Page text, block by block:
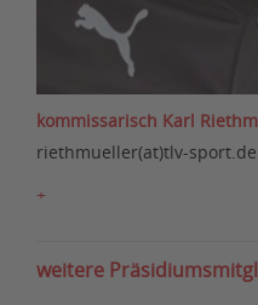
kommissarisch Karl
riethmueller(at)tlv-sport.de
+
weitere